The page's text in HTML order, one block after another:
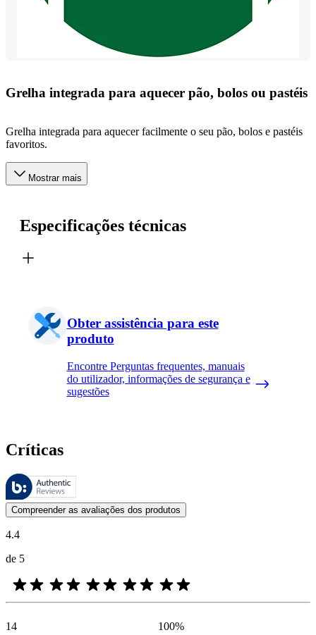
Grelha integrada para aquecer pão, bolos ou pastéis
Grelha integrada para aquecer facilmente o seu pão, bolos e pastéis
favoritos.
Mostrar mais
Especificações técnicas
Obter assistência para este
produto
Encontre Perguntas frequentes, manuais
do utilizador, informações de segurança e
sugestões
Críticas
Estas avaliações são geridas pela Bazaarvoice e estão em
As opiniões dos clientes na forma de classificação do produto com
Compreender as avaliações dos produtos
4.4
de 5
14
100%